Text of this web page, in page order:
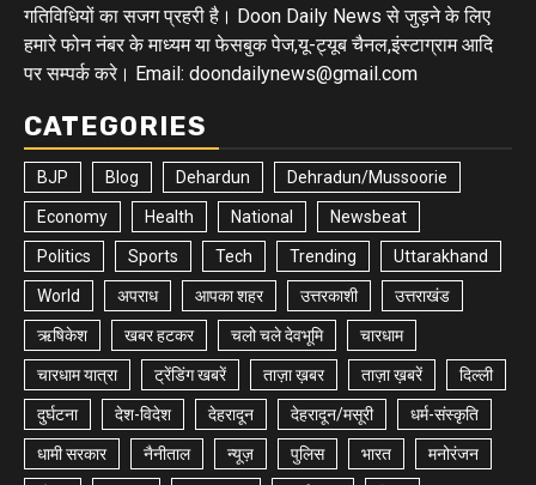
गतिविधियों का सजग प्रहरी है। Doon Daily News से जुड़ने के लिए
हमारे फोन नंबर के माध्यम या फेसबुक पेज,यू-ट्यूब चैनल,इंस्टाग्राम आदि
पर सम्पर्क करे। Email: doondailynews@gmail.com
CATEGORIES
BJP Blog Dehardun Dehradun/Mussoorie
Economy Health National Newsbeat
Politics Sports Tech Trending Uttarakhand
World अपराध आपका शहर उत्तरकाशी उत्तराखंड
ऋषिकेश खबर हटकर चलो चले देवभूमि चारधाम
चारधाम यात्रा ट्रेंडिंग खबरें ताज़ा ख़बर ताज़ा ख़बरें दिल्ली
दुर्घटना देश-विदेश देहरादून देहरादून/मसूरी धर्म-संस्कृति
धामी सरकार नैनीताल न्यूज़ पुलिस भारत मनोरंजन